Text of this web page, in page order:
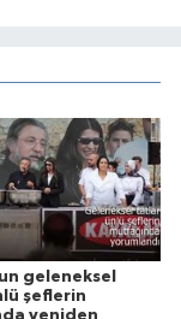
geleneksel
şeflerin
yeniden